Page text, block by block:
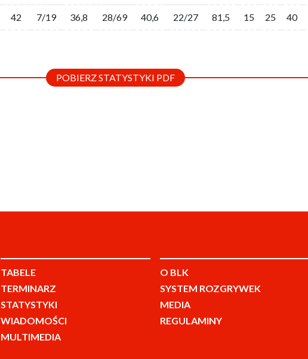
42 7/19 36,8 28/69 40,6 22/27 81,5 15 25 40
POBIERZ STATYSTYKI PDF
TABELE
TERMINARZ
STATYSTYKI
WIADOMOŚCI
MULTIMEDIA
O BLK
SYSTEM ROZGRYWEK
MEDIA
REGULAMINY